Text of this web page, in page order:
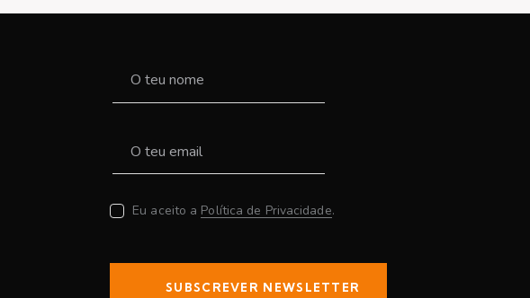
Eu aceito a Política de Privacidade.
SUBSCREVER NEWSLETTER